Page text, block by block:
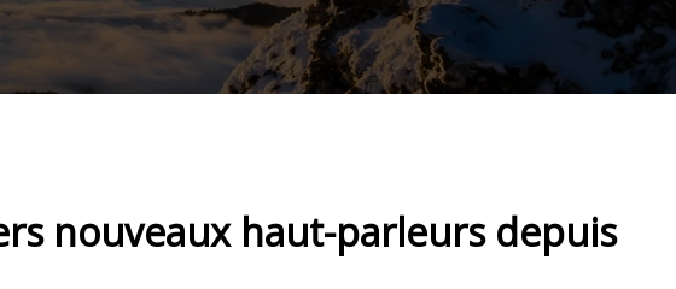
nouveaux haut-parleurs depuis